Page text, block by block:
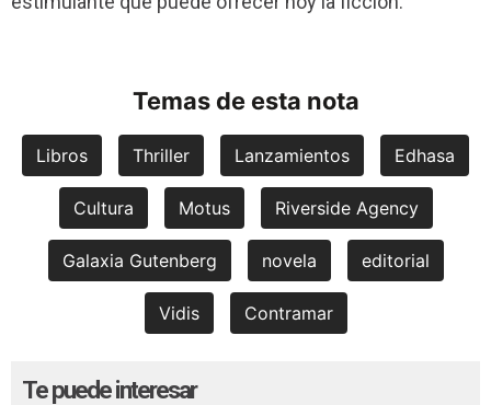
Temas de esta nota
Libros Thriller Lanzamientos Edhasa
Cultura Motus Riverside Agency
Galaxia Gutenberg novela editorial
Vidis Contramar
Te puede interesar